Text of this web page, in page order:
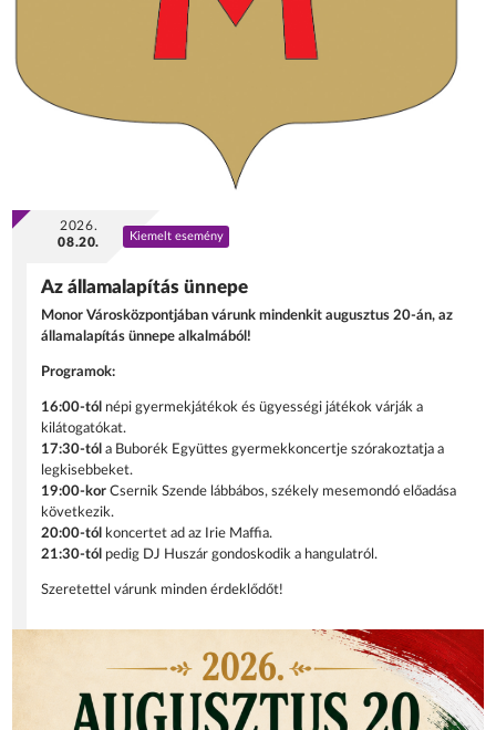
2026.
08.20.
Kiemelt esemény
Az államalapítás ünnepe
Monor Városközpontjában várunk mindenkit augusztus 20-án, az
államalapítás ünnepe alkalmából!
Programok:
16:00-tól népi gyermekjátékok és ügyességi játékok várják a
kilátogatókat.
17:30-tól a Buborék Együttes gyermekkoncertje szórakoztatja a
legkisebbeket.
19:00-korCsernik Szende lábbábos, székely mesemondó előadása
következik.
20:00-tól
koncertet ad az Irie Maffia.
21:30-tól pedig DJ Huszár gondoskodik a hangulatról.
Szeretettel várunk minden érdeklődőt!